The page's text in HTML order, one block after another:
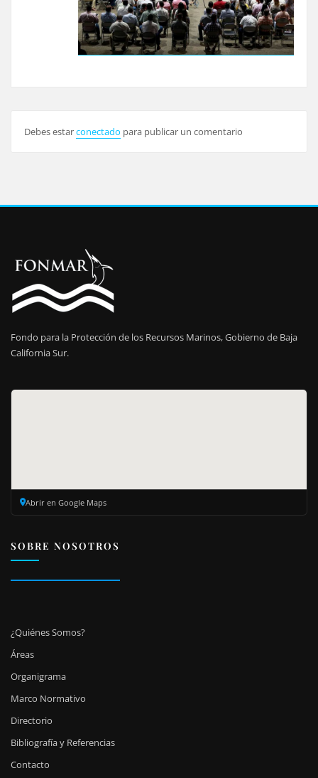
Debes estarconectado para publicar un comentario
Fondo para la Protección de los Recursos Marinos, Gobierno de Baja
California Sur.
Abrir en Google Maps
SOBRE NOSOTROS
¿Quiénes Somos?
Áreas
Organigrama
Marco Normativo
Directorio
Bibliografía y Referencias
Contacto